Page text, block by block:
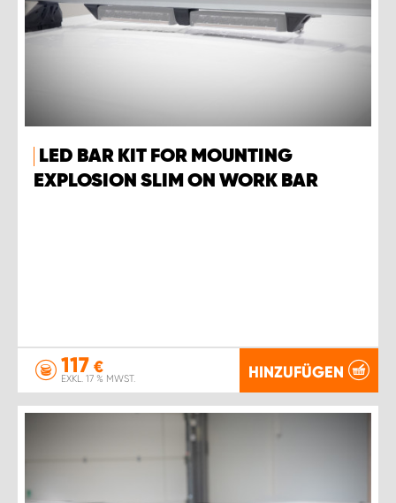
LED BAR KIT FOR MOUNTING
EXPLOSION SLIM ON WORK BAR
117 €
EXKL. 17 % MWST. HINZUFÜGEN